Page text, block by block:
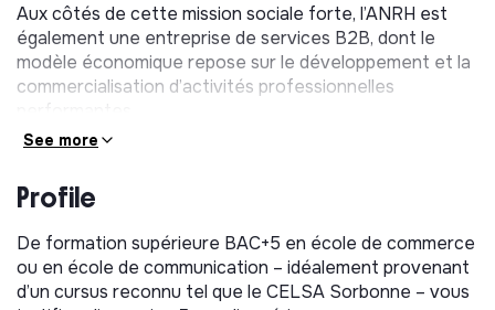
Aux côtés de cette mission sociale forte, l’ANRH est
également une entreprise de services B2B, dont le
modèle économique repose sur le développement et la
commercialisation d’activités professionnelles
performantes.
Face à tous ces changements, notre stratégie
visibilité de l’entreprise associative et de ses
développement commercial et renforcer notre
présence auprès du monde économique.
See more
Profile
De formation supérieure BAC+5 en école de commerce
ou en école de communication – idéalement provenant
d’un cursus reconnu tel que le CELSA Sorbonne – vous